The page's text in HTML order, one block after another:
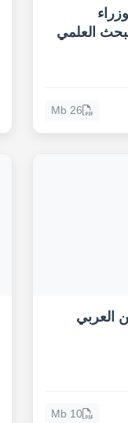
التاسع (9) للوزراء
العلمي
26 Mb
العربي
10 Mb